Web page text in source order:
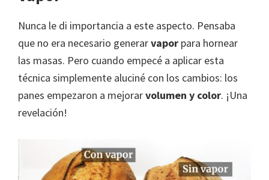
Nunca le di importancia a este aspecto. Pensaba
que no era necesario generarvapor para hornear
las masas. Pero cuando empecé a aplicar esta
técnica simplemente aluciné con los cambios: los
panes empezaron a mejorarvolumen y color. ¡Una
revelación!